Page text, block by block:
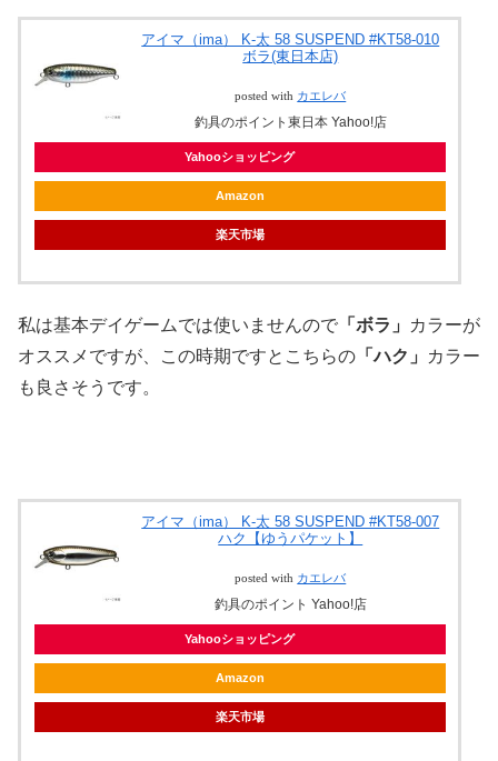
アイマ（ima） K-太 58 SUSPEND #KT58-010
ボラ(東日本店)
posted with カエレバ
釣具のポイント東日本 Yahoo!店
Yahooショッピング
Amazon
楽天市場
私は基本デイゲームでは使いませんので 「ボラ」
カラーが
オススメですが、この時期ですとこちらの 「ハク」
カラー
も良さそうです。
アイマ（ima） K-太 58 SUSPEND #KT58-007
ハク【ゆうパケット】
posted with カエレバ
釣具のポイント Yahoo!店
Yahooショッピング
Amazon
楽天市場